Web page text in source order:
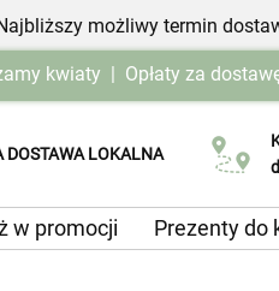
możliwy termin
kwiaty | Opłaty za
DOSTAWA LOKALNA
dostawy
w promocji Prezenty do